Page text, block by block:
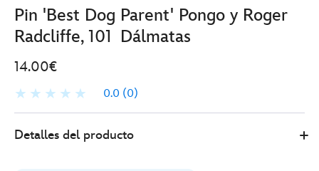
Pin 'Best Dog Parent' Pongo y Roger
Radcliffe, 101 Dálmatas
14.00€
0.0 (0)
Store
14.00Detalles del producto